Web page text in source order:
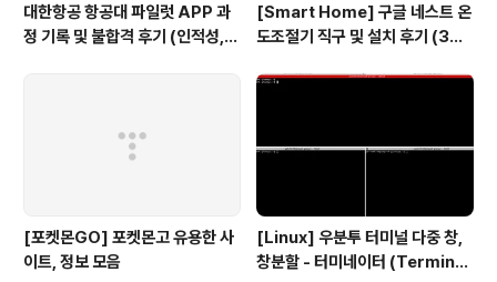
대한항공 항공대 파일럿 APP 과
정 기록 및 불합격 후기 (인적성,
[Smart Home] 구글 네스트 온
도조절기 직구 및 설치 후기 (3세
[포켓몬GO] 포켓몬고 유용한 사
이트, 정보 모음
[Linux] 우분투 터미널 다중 창,
창분할 - 터미네이터 (Terminat